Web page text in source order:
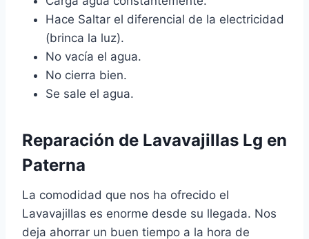
Hace Saltar el diferencial de la electricidad
(brinca la luz).
No vacía el agua.
No cierra bien.
Se sale el agua.
Reparación de Lavavajillas Lg en
Paterna
La comodidad que nos ha ofrecido el
Lavavajillas es enorme desde su llegada. Nos
deja ahorrar un buen tiempo a la hora de